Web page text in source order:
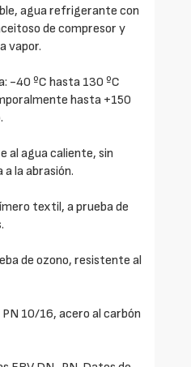
agua refrigerante con
de compresor y
vapor.
-40 ºC hasta 130 ºC
hasta +150
al agua caliente, sin
la abrasión.
textil, a prueba de
de ozono, resistente al
10/16, acero al carbón